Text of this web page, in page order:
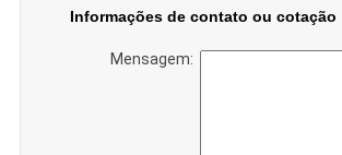
Informações de contato ou cotação
Mensagem: